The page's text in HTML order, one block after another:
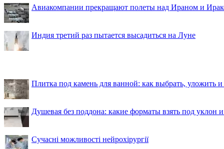
Авиакомпании прекращают полеты над Ираном и
Индия третий раз пытается высадиться на Луне
Плитка под камень для ванной: как выбрать, уложить
Душевая без поддона: какие форматы взять под уклон
Сучасні можливості нейрохірургії